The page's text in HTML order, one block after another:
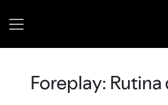
Foreplay: Rutina